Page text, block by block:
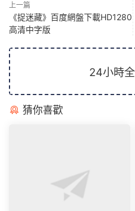
上一篇
《捉迷藏》百度網盤下載HD1280
高清中字版
24小時
猜你喜歡